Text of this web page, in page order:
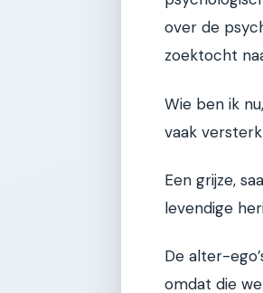
over de
zoektocht
Wie ben ik
vaak
Een grijze,
levendige
De alter-
omdat die